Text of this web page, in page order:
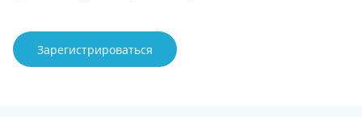
Зарегистрироваться